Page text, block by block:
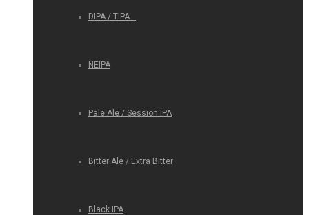
DIPA / TIPA…
NEIPA
Pale Ale / Session IPA
Bitter Ale / Extra Bitter
Black IPA